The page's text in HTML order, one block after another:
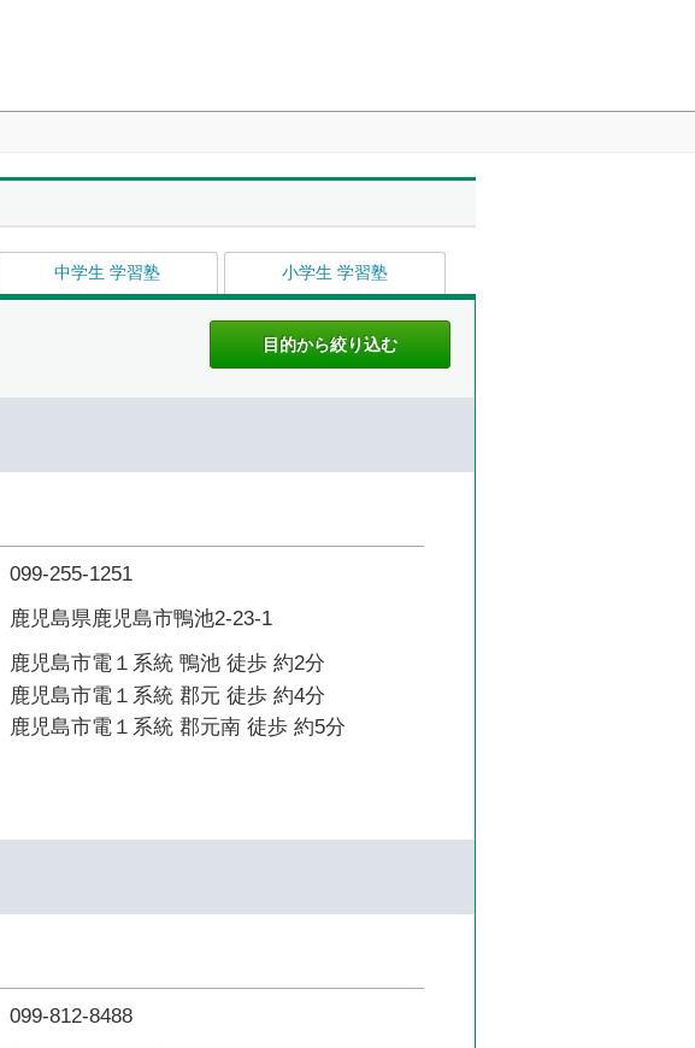
中学生 学習塾 小学生 学習塾
099-255-1251
鹿児島県鹿児島市鴨池2-23-1
鹿児島市電１系統 鴨池 徒歩 約2分
鹿児島市電１系統 郡元 徒歩 約4分
鹿児島市電１系統 郡元南 徒歩 約5分
099-812-8488